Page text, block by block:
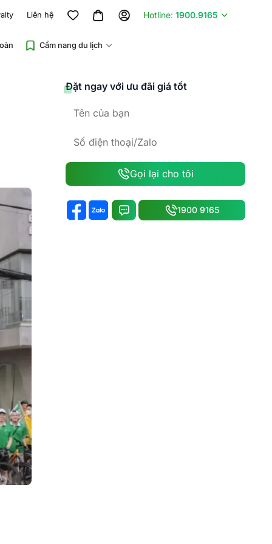
Liên hệ Hotline: 1900.9165
Cẩm nang du lịch
Đặt ngay với ưu đãi giá tốt
Gọi lại cho tôi
1900 9165